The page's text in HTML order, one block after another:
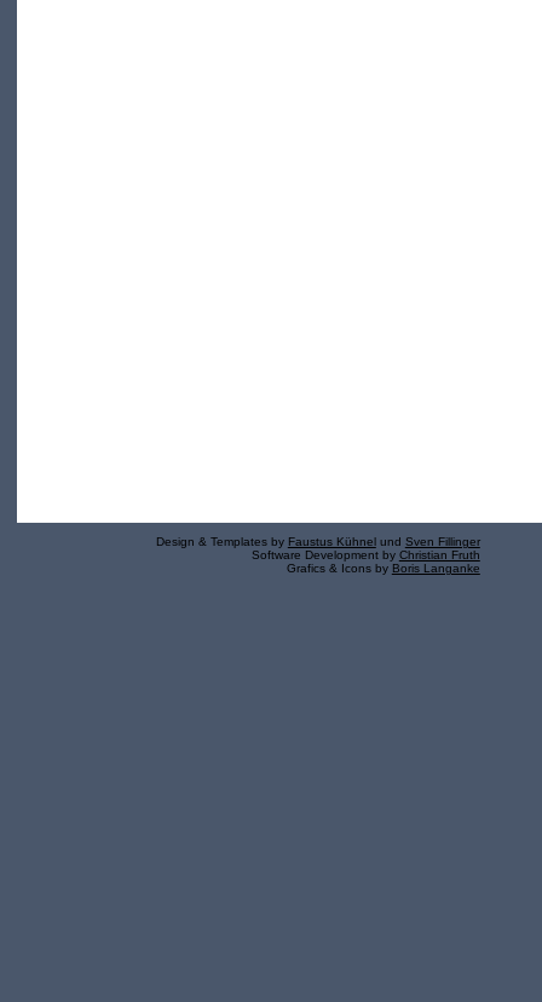
Design & Templates by Faustus Kühnel und Sven Fillinger
Software Development by Christian Fruth
Grafics & Icons by Boris Langanke